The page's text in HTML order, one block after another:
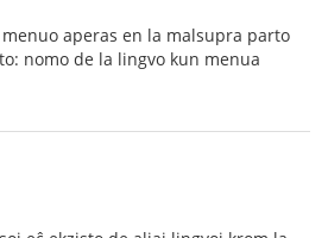
aperas en la malsupra parto
nomo de la lingvo kun menua